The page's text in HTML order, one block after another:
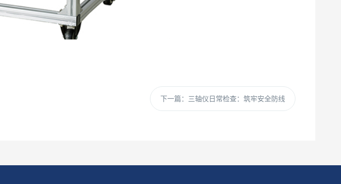
下一篇： 三轴仪日常检查：筑牢安全防线